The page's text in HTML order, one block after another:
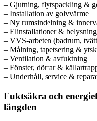
– Gjutning, flytspackling &
– Installation av golvvärme
– Ny rumsindelning &
– Elinstallationer & belysning
– VVS-arbeten (badrum,
– Målning, tapetsering &
– Ventilation & avfuktning
– Fönster, dörrar &
– Underhåll, service &
Fuktsäkra och
längden